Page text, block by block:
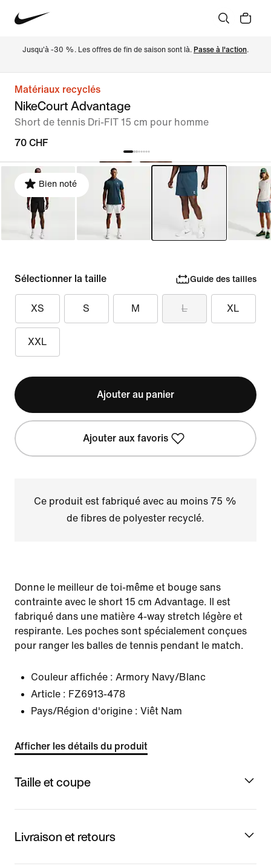
Jusqu'à -30 %. Les offres de fin de saison sont là. Passe à l'action.
Matériaux recyclés
NikeCourt Advantage
Short de tennis Dri-FIT 15 cm pour homme
70 CHF
Bien noté
Sélectionner la taille Guide des tailles
XS S M L XL
XXL
Ajouter au panier
Ajouter aux favoris
Ce produit est fabriqué avec au moins 75 %
de fibres de polyester recyclé.
Donne le meilleur de toi-même et bouge sans
contrainte avec le short 15 cm Advantage. Il est
fabriqué dans une matière 4-way stretch légère et
respirante. Les poches sont spécialement conçues
pour ranger les balles de tennis pendant le match.
Couleur affichée : Armory Navy/Blanc
Article : FZ6913-478
Pays/Région d'origine : Viêt Nam
Afficher les détails du produit
Taille et coupe
Livraison et retours